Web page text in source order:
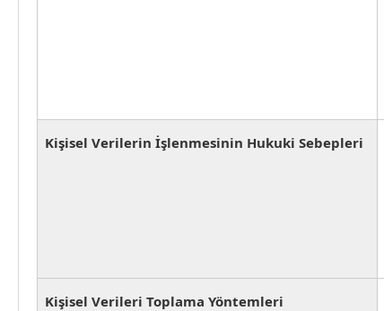
Kişisel Verilerin İşlenmesinin Hukuki Sebepleri
Kişisel Verileri Toplama Yöntemleri